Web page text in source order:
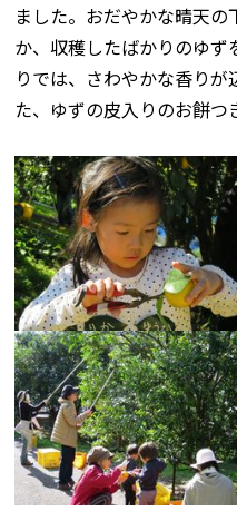
ました。おだやかな晴天
か、収穫したばかりのゆ
りでは、さわやかな香り
た、ゆずの皮入りのお餅つ